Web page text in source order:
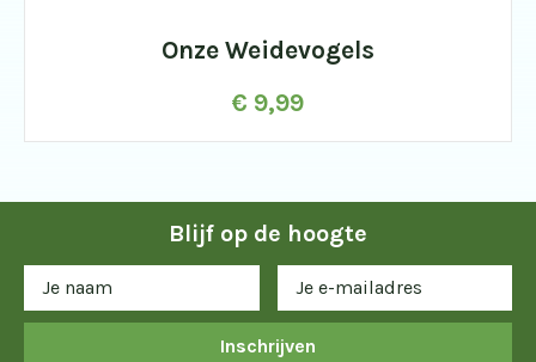
Onze Weidevogels
€ 9,99
Blijf op de hoogte
Inschrijven